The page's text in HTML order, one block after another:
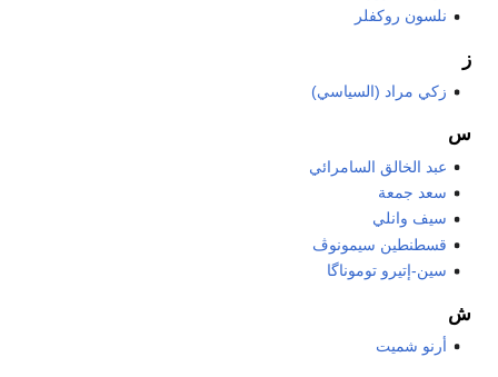
نلسون روكفلر
ز
زكي مراد (السياسي)
س
عبد الخالق السامرائي
سعد جمعة
سيف وانلي
قسطنطين سيمونوڤ
سين-إتيرو توموناگا
ش
أرنو شميت